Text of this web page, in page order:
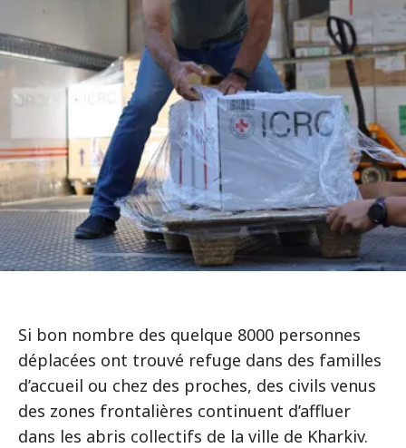
Si bon nombre des quelque 8000 personnes
déplacées ont trouvé refuge dans des familles
d’accueil ou chez des proches, des civils venus
des zones frontalières continuent d’affluer
dans les abris collectifs de la ville de Kharkiv.